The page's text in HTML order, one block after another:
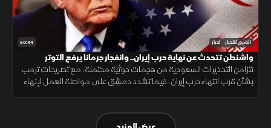
50:44 الشرق للأخبار أخبار
واشنطن تتحدث عن نهاية حرب إيران.. وانفجار جرمانا يرفع التوتر
تتزامن التحذيرات السعودية من هجمات حوثية محتملة، مع تصريحات ترمب
بشأن قرب انتهاء حرب إيران، فيما تشدد دمشق على مواصلة العمل لإنهاء